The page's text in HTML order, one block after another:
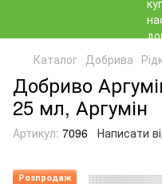
Каталог Добрива
Добриво
25 мл, Аргумін
Артикул: 7096 Написати
Розпродаж